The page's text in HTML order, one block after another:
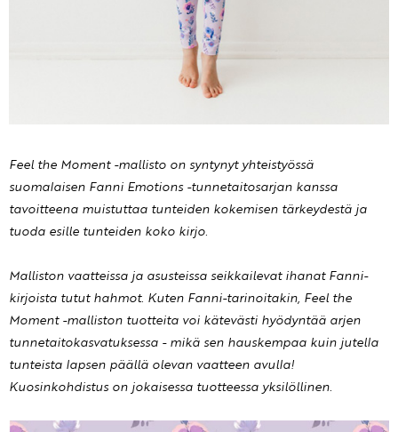
Feel the Moment -mallisto on syntynyt yhteistyössä
suomalaisen Fanni Emotions -tunnetaitosarjan kanssa
tavoitteena muistuttaa tunteiden kokemisen tärkeydestä ja
tuoda esille tunteiden koko kirjo.
Malliston vaatteissa ja asusteissa seikkailevat ihanat Fanni-
kirjoista tutut hahmot. Kuten Fanni-tarinoitakin, Feel the
Moment -malliston tuotteita voi kätevästi hyödyntää arjen
tunnetaitokasvatuksessa - mikä sen hauskempaa kuin jutella
tunteista lapsen päällä olevan vaatteen avulla!
Kuosinkohdistus on jokaisessa tuotteessa yksilöllinen.